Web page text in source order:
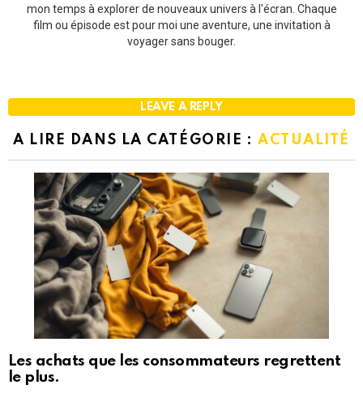
mon temps à explorer de nouveaux univers à l'écran. Chaque
film ou épisode est pour moi une aventure, une invitation à
voyager sans bouger.
LEAVE A REPLY
A LIRE DANS LA CATÉGORIE : ACTUALITÉ
Les achats que les consommateurs regrettent
le plus.